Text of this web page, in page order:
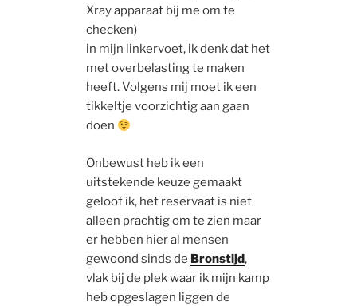
Xray apparaat bij me om te
checken)
in mijn linkervoet, ik denk dat het
met overbelasting te maken
heeft. Volgens mij moet ik een
tikkeltje voorzichtig aan gaan
doen
Onbewust heb ik een
uitstekende keuze gemaakt
geloof ik, het reservaat is niet
alleen prachtig om te zien maar
er hebben hier al mensen
gewoond sinds de Bronstijd,
vlak bij de plek waar ik mijn kamp
heb opgeslagen liggen de